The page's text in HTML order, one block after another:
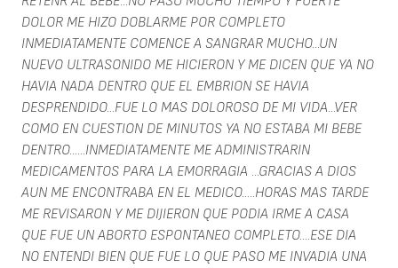
DOLOR ME HIZO DOBLARME POR COMPLETO
INMEDIATAMENTE COMENCE A SANGRAR MUCHO...UN
NUEVO ULTRASONIDO ME HICIERON Y ME DICEN QUE YA NO
HAVIA NADA DENTRO QUE EL EMBRION SE HAVIA
DESPRENDIDO...FUE LO MAS DOLOROSO DE MI VIDA...VER
COMO EN CUESTION DE MINUTOS YA NO ESTABA MI BEBE
DENTRO......INMEDIATAMENTE ME ADMINISTRARIN
MEDICAMENTOS PARA LA EMORRAGIA ...GRACIAS A DIOS
AUN ME ENCONTRABA EN EL MEDICO.....HORAS MAS TARDE
ME REVISARON Y ME DIJIERON QUE PODIA IRME A CASA
QUE FUE UN ABORTO ESPONTANEO COMPLETO....ESE DIA
NO ENTENDI BIEN QUE FUE LO QUE PASO ME INVADIA UNA